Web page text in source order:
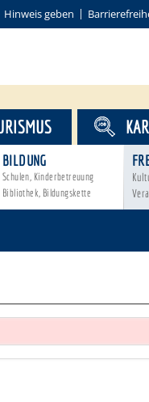
Hinweis geben
BILDUNG
Schulen, Kinderbetreuung
Bibliothek, Bildungskette